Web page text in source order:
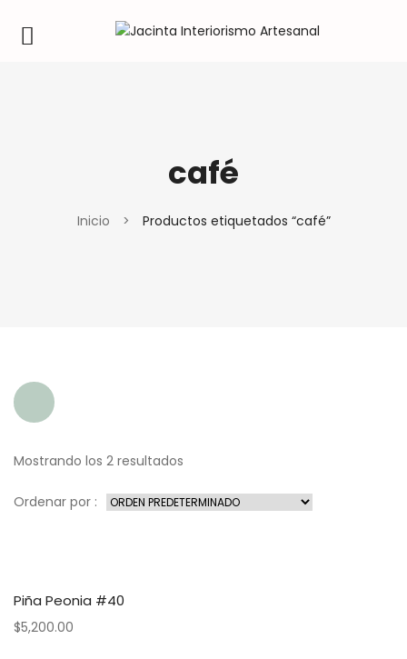
café
Inicio > Productos etiquetados “café”
Mostrando los 2 resultados
Ordenar por :
Piña Peonia #40
$5,200.00